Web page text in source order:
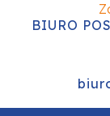
BIURO